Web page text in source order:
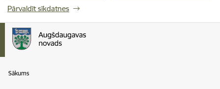
Pārvaldīt sīkdatnes
Sākums